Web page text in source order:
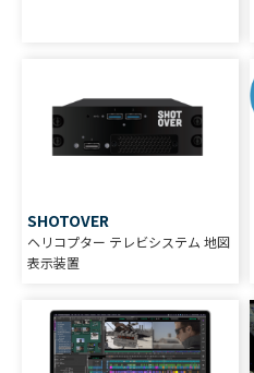
SHOTOVER
ヘリコプター テレビシステム 地図
表示装置